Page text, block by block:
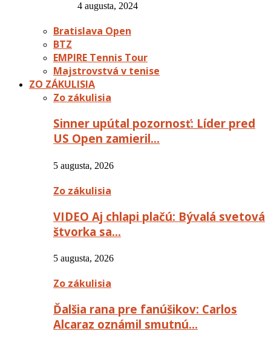
4 augusta, 2024
Bratislava Open
BTZ
EMPIRE Tennis Tour
Majstrovstvá v tenise
ZO ZÁKULISIA
Zo zákulisia
Sinner upútal pozornosť: Líder pred
US Open zamieril…
5 augusta, 2026
Zo zákulisia
VIDEO Aj chlapi plačú: Bývalá svetová
štvorka sa…
5 augusta, 2026
Zo zákulisia
Ďalšia rana pre fanúšikov: Carlos
Alcaraz oznámil smutnú…